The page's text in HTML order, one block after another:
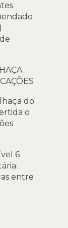
do
o
6
entre